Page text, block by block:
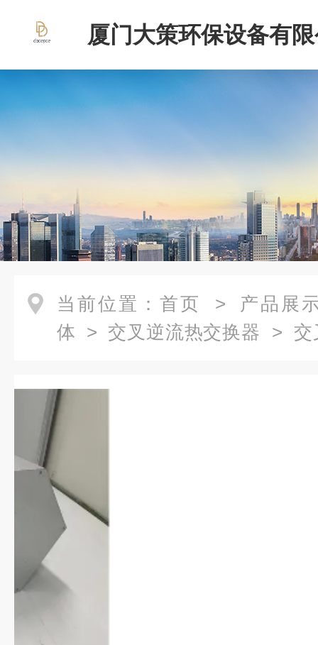
厦门大策环保设备有
当前位置： 首页 > 产品展
体 > 交叉逆流热交换器 > 交